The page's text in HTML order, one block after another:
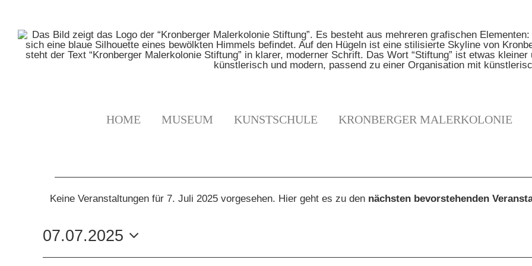
springen
HOME MUSEUM KUNSTSCHULE KRONBERGER MALERKOLONIE
VERANSTALTUNGEN
FÜR
7.
Keine Veranstaltungen für 7. Juli 2025 vorgesehen. Hier geht es zu den nächsten bevorstehenden
07.07.2025
Datum